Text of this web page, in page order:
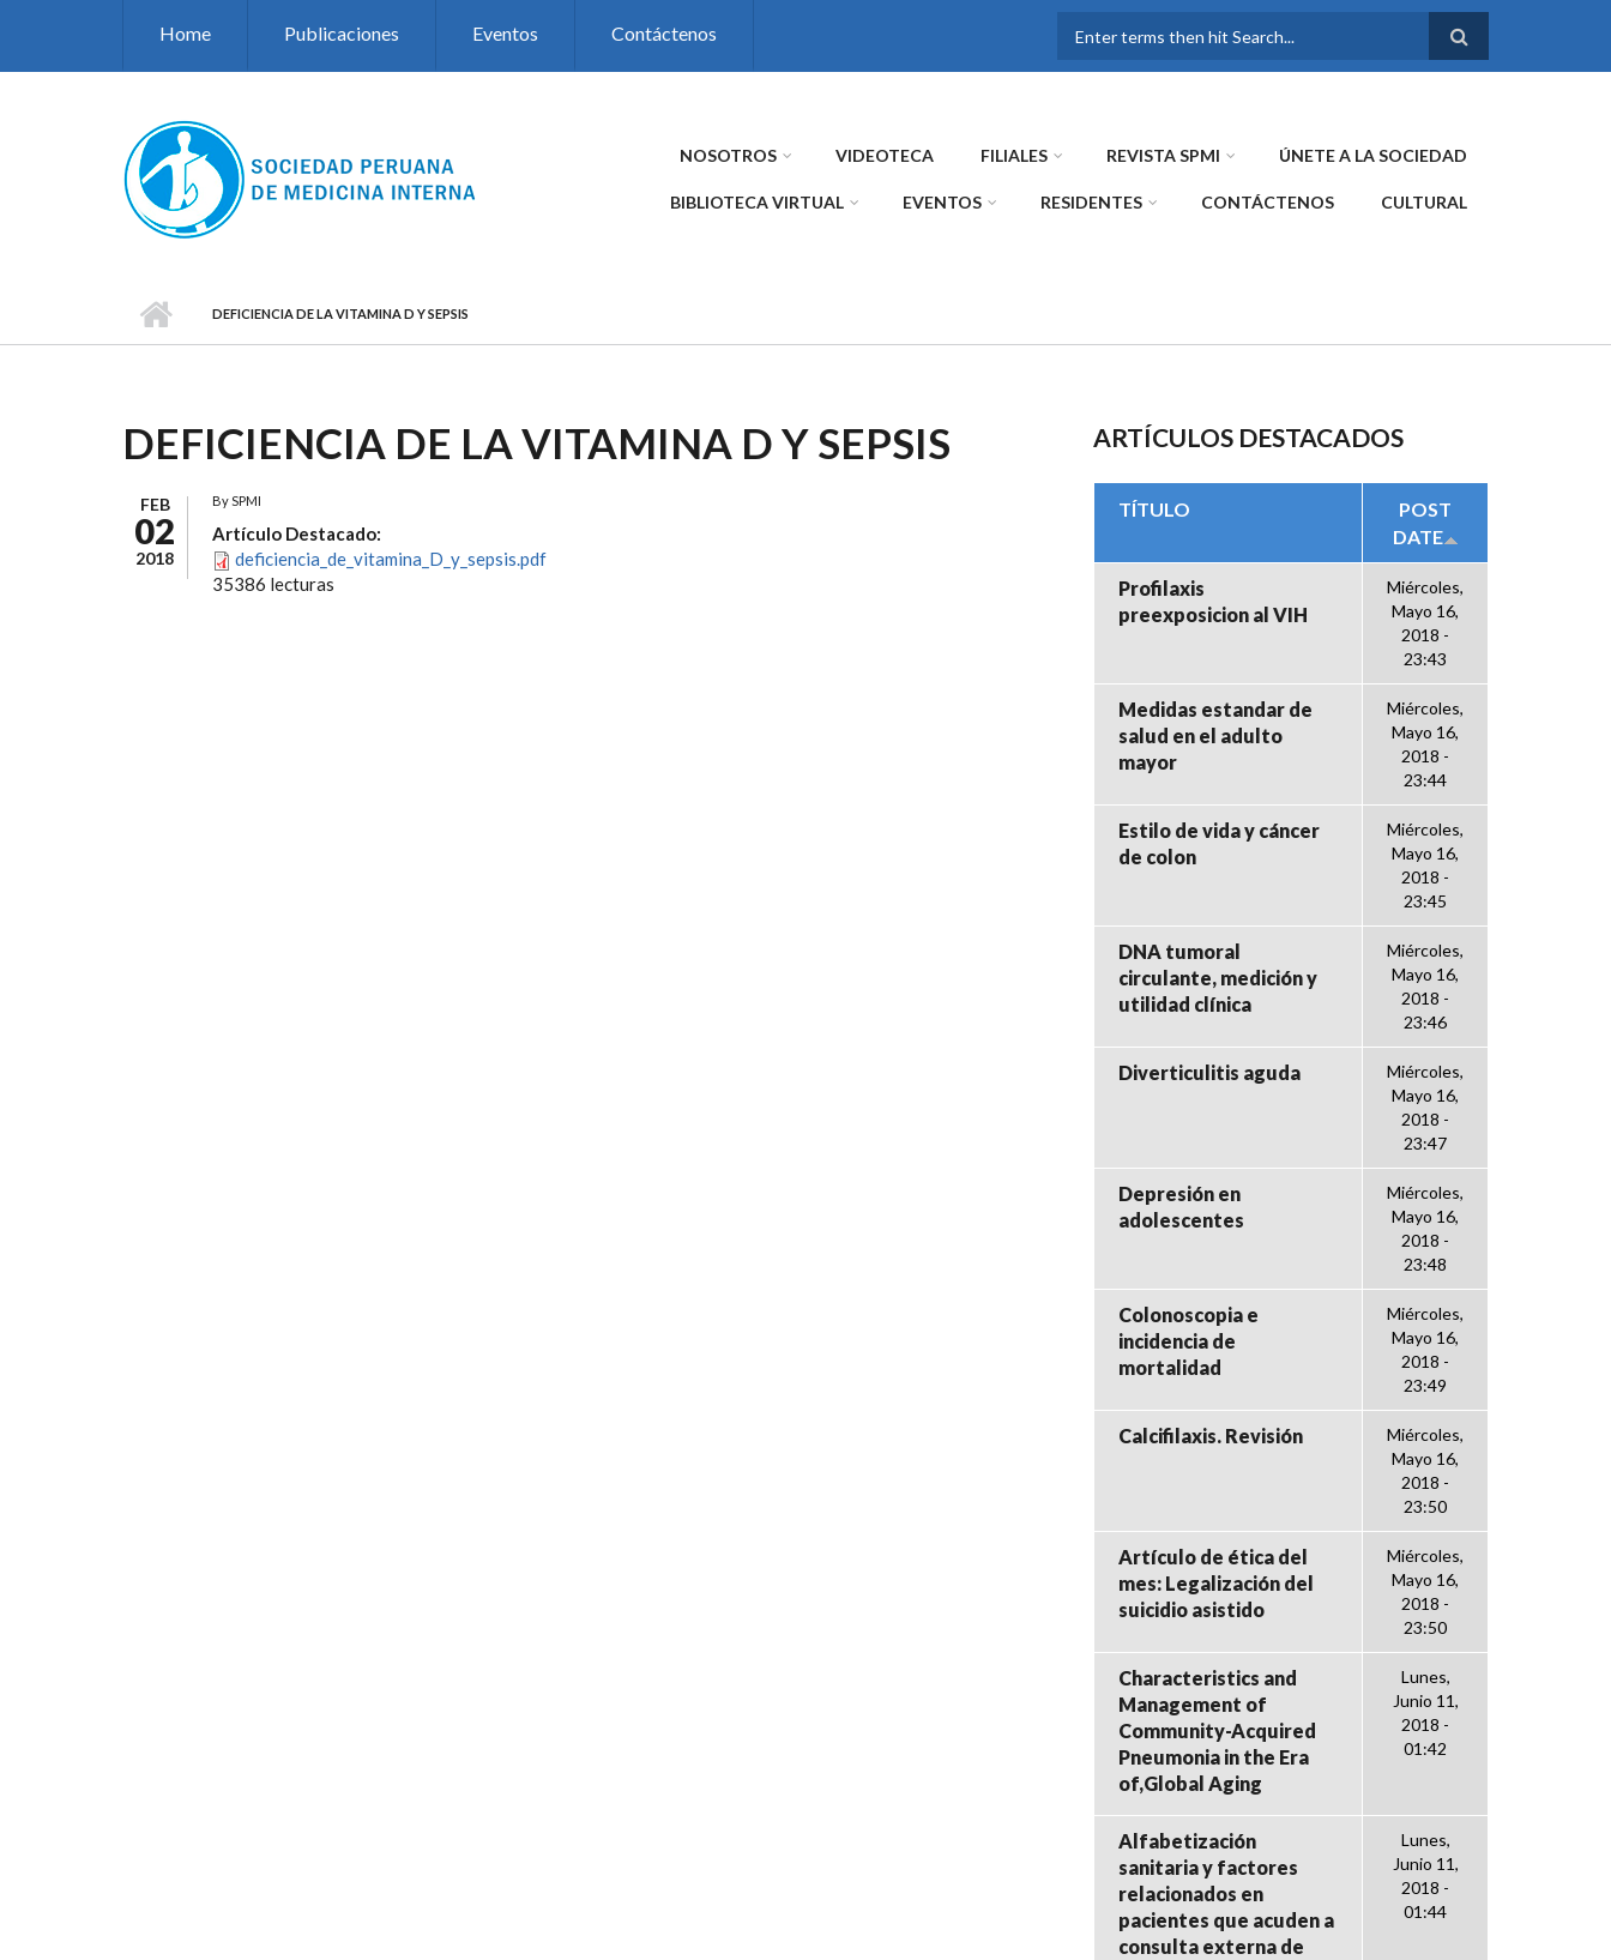
Home Publicaciones Eventos Contáctenos
FORMULARIO DE
NOSOTROS VIDEOTECA FILIALES REVISTA SPMI ÚNETE A LA SOCIEDAD
BIBLIOTECA VIRTUAL EVENTOS RESIDENTES CONTÁCTENOS CULTURAL
DEFICIENCIA DE LA VITAMINA D Y SEPSIS
DEFICIENCIA DE LA VITAMINA D Y SEPSIS
FEB
02
2018
BySPMI
Artículo Destacado:
deficiencia_de_vitamina_D_y_sepsis.pdf
35386 lecturas
ARTÍCULOS DESTACADOS
TÍTULO
POST
DATE
Profilaxis
preexposicion al VIH
Miércoles,
Mayo 16,
2018 -
23:43
Medidas estandar de
salud en el adulto
mayor
Miércoles,
Mayo 16,
2018 -
23:44
Estilo de vida y cáncer
de colon
Miércoles,
Mayo 16,
2018 -
23:45
DNA tumoral
circulante, medición y
utilidad clínica
Miércoles,
Mayo 16,
2018 -
23:46
Diverticulitis aguda
Miércoles,
Mayo 16,
2018 -
23:47
Depresión en
adolescentes
Miércoles,
Mayo 16,
2018 -
23:48
Colonoscopia e
incidencia de
mortalidad
Miércoles,
Mayo 16,
2018 -
23:49
Calcifilaxis. Revisión
Miércoles,
Mayo 16,
2018 -
23:50
Artículo de ética del
mes: Legalización del
suicidio asistido
Miércoles,
Mayo 16,
2018 -
23:50
Characteristics and
Management of
Community-Acquired
Pneumonia in the Era
of,Global Aging
Lunes,
Junio 11,
2018 -
01:42
Alfabetización
sanitaria y factores
relacionados en
pacientes que acuden a
consulta externa de
Lunes,
Junio 11,
2018 -
01:44